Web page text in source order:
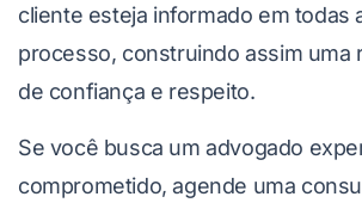
cliente esteja informado em todas
processo, construindo assim uma
de confiança e respeito.
Se você busca um advogado
comprometido, agende uma